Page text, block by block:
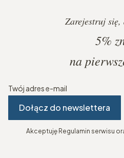
Zarejestruj się,
5%
na
Twój adres e-mail
Dołącz do newslettera
Akceptuję Regulamin serwisu